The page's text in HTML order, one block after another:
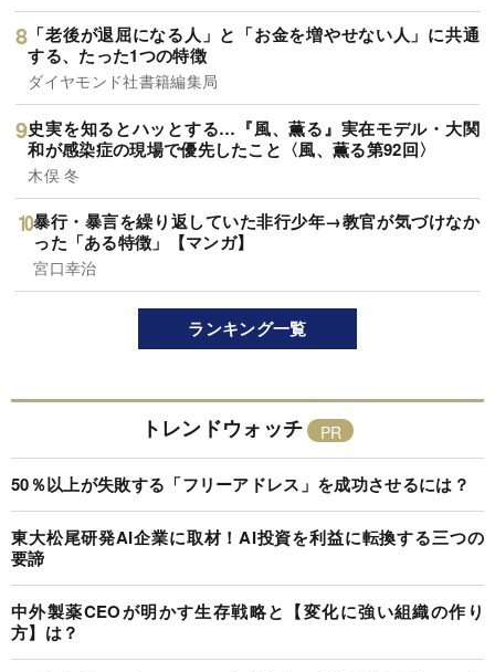
「老後が退屈になる人」と「お金を増やせない人」に共通
する、たった1つの特徴
ダイヤモンド社書籍編集局
史実を知るとハッとする…『風、薫る』実在モデル・大関
和が感染症の現場で優先したこと〈風、薫る第92回〉
木俣 冬
暴行・暴言を繰り返していた非行少年→教官が気づけなか
った「ある特徴」【マンガ】
宮口幸治
ランキング一覧
トレンドウォッチ
50％以上が失敗する「フリーアドレス」を成功させるには？
東大松尾研発AI企業に取材！AI投資を利益に転換する三つの
要諦
中外製薬CEOが明かす生存戦略と【変化に強い組織の作り
方】は？